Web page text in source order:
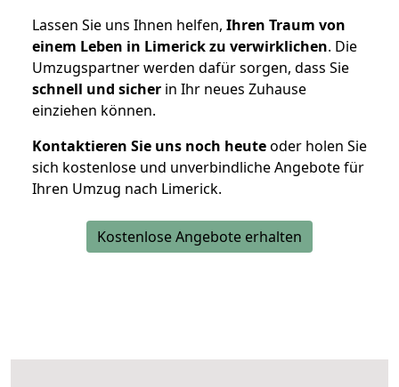
Lassen Sie uns Ihnen helfen, Ihren Traum von
einem Leben in Limerick zu verwirklichen. Die
Umzugspartner werden dafür sorgen, dass Sie
schnell und sicher in Ihr neues Zuhause
einziehen können.
Kontaktieren Sie uns noch heuteoder holen Sie
sich kostenlose und unverbindliche Angebote für
Ihren Umzug nach Limerick.
Kostenlose Angebote erhalten